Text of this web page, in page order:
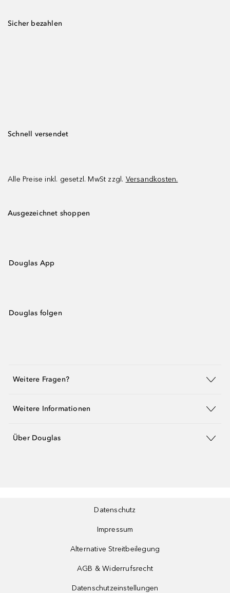
Sicher bezahlen
Schnell versendet
Alle Preise inkl. gesetzl. MwSt zzgl. Versandkosten.
Ausgezeichnet shoppen
Douglas App
Douglas folgen
Weitere Fragen?
Weitere Informationen
Über Douglas
Datenschutz
Impressum
Alternative Streitbeilegung
AGB & Widerrufsrecht
Datenschutzeinstellungen